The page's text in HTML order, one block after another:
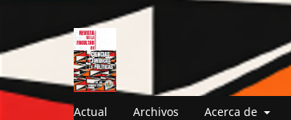
Actual Archivos Acerca de